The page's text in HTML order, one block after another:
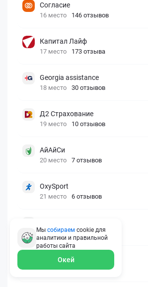
Согласие
16 место 146 отзывов
Капитал Лайф
17 место 173 отзыва
Georgia assistance
18 место 30 отзывов
Д2 Страхование
19 место 10 отзывов
АйАйСи
20 место 7 отзывов
OxySport
21 место 6 отзывов
22 место 2 отзыва
Oxy Travel Premium
23 место 1 отзыв
Мы собираем cookie для
аналитики и правильной
работы сайта
Окей